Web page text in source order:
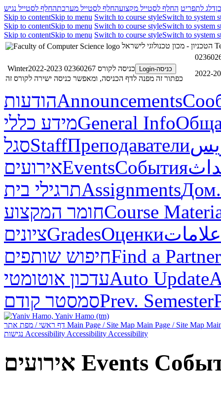
דלג לתפריט החלף לסטייל מקצועהחלף לסטייל מערכתהחלף לסטייל נגיש
Skip to contentSkip to menu Switch to course styleSwitch to system
Skip to contentSkip to menu Switch to course styleSwitch to system
Skip to contentSkip to menu Switch to course styleSwitch to system
כניסה-Login
כניסה לקורס 02360267 Winter2022-2023
כפתור זה מפנה לדף הכניסה, ומאפשר כניסה ישירה לקורס זה
הודעותAnnouncements
מידע כלליGeneral Info
סגלStaffПреподаватели
אירועיםEventsСобытия
תרגילי ביתAssignmentsДом.
חומר המקצועCourse
ציוניםGradesОценкиعلامات
חיפוש שותפיםFind a Partner
עדכון אוטומטיAuto Update
סמסטר קודםPrev. Semester
Main Page / Site Map Main Page / Site Map
Accessibility Accessibility Accessibility
אירועים Events